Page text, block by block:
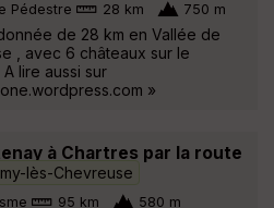
Pédestre 28 km 750 m
de 28 km en Vallée de
, avec 6 châteaux sur le
lire aussi sur
»
à Chartres par la route
lès-Chevreuse
95 km 580 m